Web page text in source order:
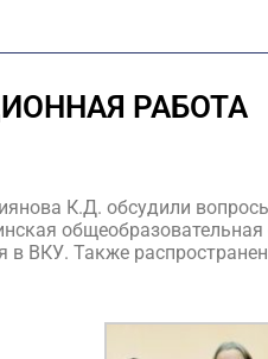
РАБОТА
К.Д. обсудили
ВКУ. Также